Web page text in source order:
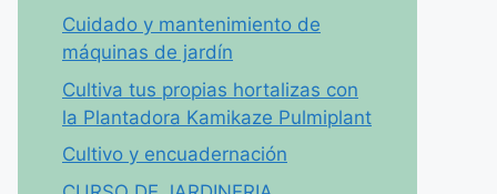
Cuidado y mantenimiento de
máquinas de jardín
Cultiva tus propias hortalizas con
la Plantadora Kamikaze Pulmiplant
Cultivo y encuadernación